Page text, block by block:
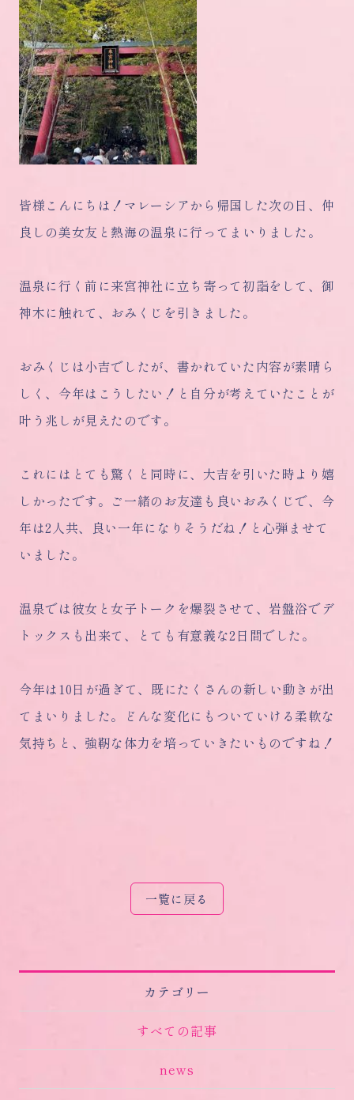
カテゴリー
すべての記事
news
皆様こんにちは！マレーシアから帰国した次の日、仲
良しの美女友と熱海の温泉に行ってまいりました。
温泉に行く前に来宮神社に立ち寄って初詣をして、御
神木に触れて、おみくじを引きました。
おみくじは小吉でしたが、書かれていた内容が素晴ら
しく、今年はこうしたい！と自分が考えていたことが
叶う兆しが見えたのです。
これにはとても驚くと同時に、大吉を引いた時より嬉
しかったです。ご一緒のお友達も良いおみくじで、今
年は2人共、良い一年になりそうだね！と心弾ませて
いました。
温泉では彼女と女子トークを爆裂させて、岩盤浴でデ
トックスも出来て、とても有意義な2日間でした。
今年は10日が過ぎて、既にたくさんの新しい動きが出
てまいりました。どんな変化にもついていける柔軟な
気持ちと、強靭な体力を培っていきたいものですね！
一覧に戻る